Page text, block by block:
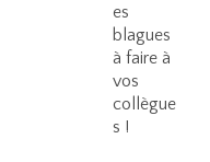
es
blagues
à faire à
vos
collègue
s !